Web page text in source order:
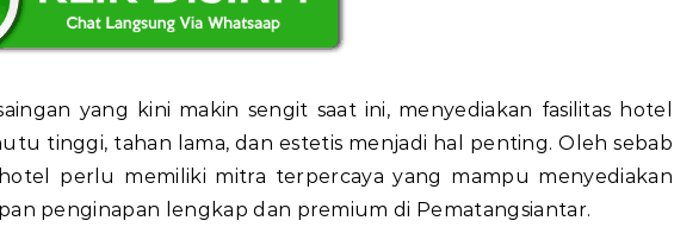
yang kini makin sengit saat ini, menyediakan fasilitas hotel
tinggi, tahan lama, dan estetis menjadi hal penting. Oleh sebab
perlu memiliki mitra terpercaya yang mampu menyediakan
penginapan lengkap dan premium di Pematangsiantar.